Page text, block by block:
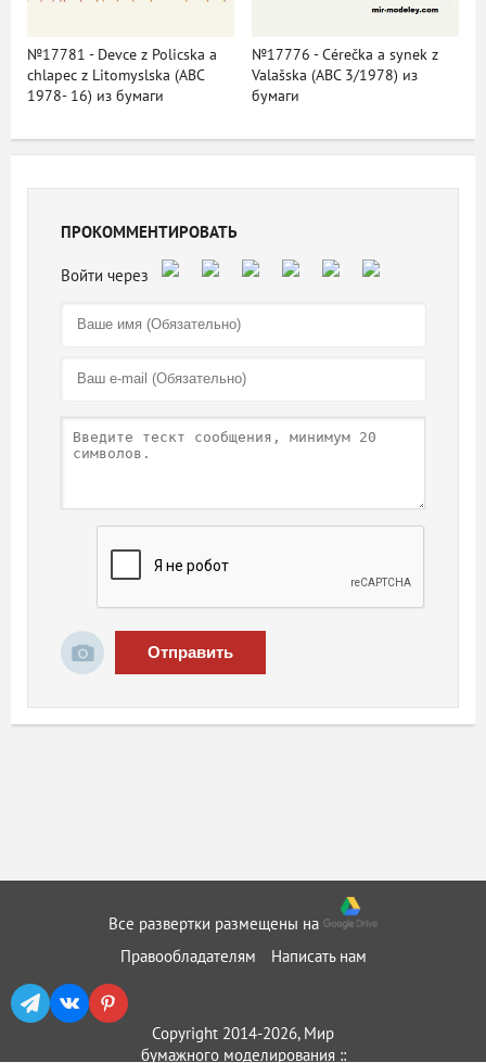
№17781 - Devce z Policska a
chlapec z Litomyslska (ABC
1978- 16) из бумаги
№17776 - Cérečka a synek z
Valašska (ABC 3/1978) из
бумаги
ПРОКОММЕНТИРОВАТЬ
Отправить
Все развертки размещены на
Правообладателям
Написать нам
Copyright 2014-2026, Мир
бумажного моделирования ::